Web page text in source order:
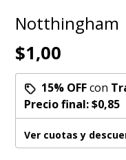
Notthingham
$1,00
15% OFFcon
Precio final:$0,85
Ver cuotas y